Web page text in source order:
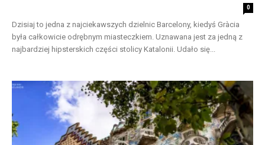
0
Dzisiaj to jedna z najciekawszych dzielnic Barcelony, kiedyś Gràcia
była całkowicie odrębnym miasteczkiem. Uznawana jest za jedną z
najbardziej hipsterskich części stolicy Katalonii. Udało się...